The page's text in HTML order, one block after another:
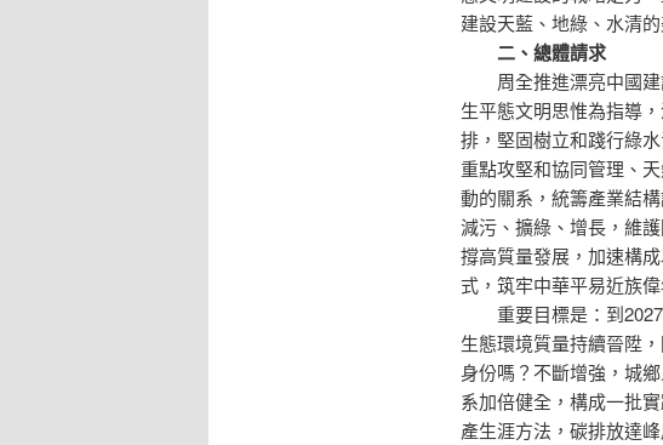
建設天藍、地綠、水清的
二、總體請求
周全推進漂亮中國
生平態文明思惟為指導
排，堅固樹立和踐行綠
重點攻堅和協同管理、
動的關系，統籌產業結
減污、擴綠、增長，維
撐高質量發展，加速構
式，筑牢中華平易近族
重要目標是：到
生態環境質量持續晉陞
身份嗎？不斷增強，城
系加倍健全，構成一批
產生涯方法，碳排放達